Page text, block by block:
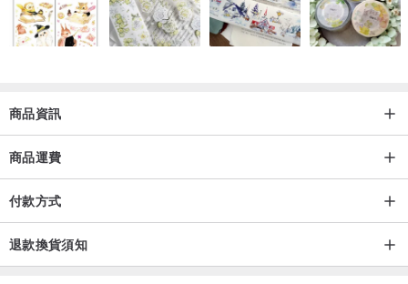
用心生活，懂得生活，讓生活更美好。
我是時尚創意生活家-CaCa。
商品資訊
商品運費
付款方式
退款換貨須知